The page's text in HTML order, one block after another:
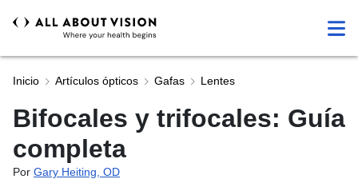
Inicio Artículos ópticos Gafas Lentes
Bifocales y trifocales: Guía
completa
Por Gary Heiting, OD